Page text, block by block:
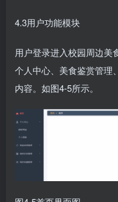
4.3用户功能模块
用户登录进入校园周边美
个人中心、美食鉴赏管理
内容。如图4-5所示。